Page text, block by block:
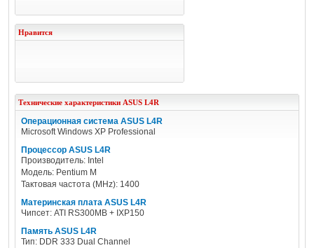
Нравится
Технические характеристики ASUS L4R
Операционная система ASUS L4R
Microsoft Windows XP Professional
Процессор ASUS L4R
Производитель: Intel
Модель: Pentium M
Тактовая частота (MHz): 1400
Материнская плата ASUS L4R
Чипсет: ATI RS300MB + IXP150
Память ASUS L4R
Тип: DDR 333 Dual Channel